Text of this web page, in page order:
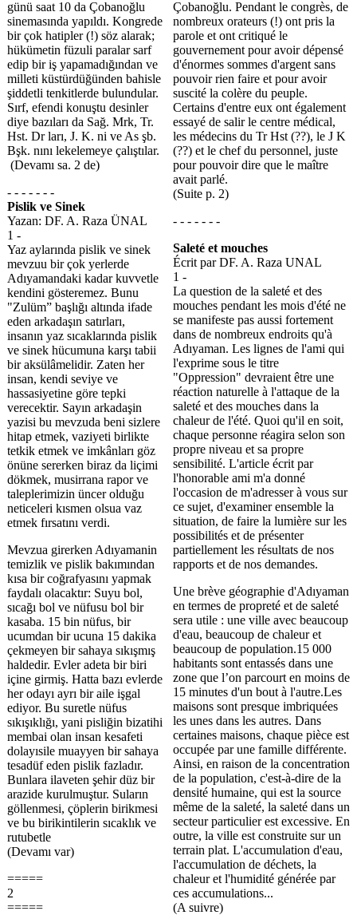
günü saat 10 da Çobanoğlu
sinemasında yapıldı. Kongrede
bir çok hatipler (!) söz alarak;
hükümetin füzuli paralar sarf
edip bir iş yapamadığından ve
milleti küstürdüğünden bahisle
şiddetli tenkitlerde bulundular.
Sırf, efendi konuştu desinler
diye bazıları da Sağ. Mrk, Tr.
Hst. Dr ları, J. K. ni ve As şb.
Bşk. nını lekelemeye çalıştılar.
(Devamı sa. 2 de)
- - - - - - -
Pislik ve Sinek
Yazan: DF. A. Raza ÜNAL
1 -
Yaz aylarında pislik ve sinek
mevzuu bir çok yerlerde
Adıyamandaki kadar kuvvetle
kendini gösteremez. Bunu
"Zulüm” başlığı altında ifade
eden arkadaşın satırları,
insanın yaz sıcaklarında pislik
ve sinek hücumuna karşı tabii
bir aksülâmelidir. Zaten her
insan, kendi seviye ve
hassasiyetine göre tepki
verecektir. Sayın arkadaşin
yazisi bu mevzuda beni sizlere
hitap etmek, vaziyeti birlikte
tetkik etmek ve imkânları göz
önüne sererken biraz da liçimi
dökmek, musirrana rapor ve
taleplerimizin üncer olduğu
neticeleri kısmen olsua vaz
etmek fırsatını verdi.
Mevzua girerken Adıyamanin
temizlik ve pislik bakımından
kısa bir coğrafyasını yapmak
faydalı olacaktır: Suyu bol,
sıcağı bol ve nüfusu bol bir
kasaba. 15 bin nüfus, bir
ucumdan bir ucuna 15 dakika
çekmeyen bir sahaya sıkışmış
haldedir. Evler adeta bir biri
içine girmiş. Hatta bazı evlerde
her odayı ayrı bir aile işgal
ediyor. Bu suretle nüfus
sıkışıklığı, yani pisliğin bizatihi
membai olan insan kesafeti
dolayısile muayyen bir sahaya
tesadüf eden pislik fazladır.
Bunlara ilaveten şehir düz bir
arazide kurulmuştur. Suların
göllenmesi, çöplerin birikmesi
ve bu birikintilerin sıcaklık ve
rutubetle
(Devamı var)
=====
2
=====
Çobanoğlu. Pendant le congrès, de
nombreux orateurs (!) ont pris la
parole et ont critiqué le
gouvernement pour avoir dépensé
d'énormes sommes d'argent sans
pouvoir rien faire et pour avoir
suscité la colère du peuple.
Certains d'entre eux ont également
essayé de salir le centre médical,
les médecins du Tr Hst (??), le J K
(??) et le chef du personnel, juste
pour pouvoir dire que le maître
avait parlé.
(Suite p. 2)
- - - - - - -
Saleté et mouches
Écrit par DF. A. Raza UNAL
1 -
La question de la saleté et des
mouches pendant les mois d'été ne
se manifeste pas aussi fortement
dans de nombreux endroits qu'à
Adıyaman. Les lignes de l'ami qui
l'exprime sous le titre
"Oppression" devraient être une
réaction naturelle à l'attaque de la
saleté et des mouches dans la
chaleur de l'été. Quoi qu'il en soit,
chaque personne réagira selon son
propre niveau et sa propre
sensibilité. L'article écrit par
l'honorable ami m'a donné
l'occasion de m'adresser à vous sur
ce sujet, d'examiner ensemble la
situation, de faire la lumière sur les
possibilités et de présenter
partiellement les résultats de nos
rapports et de nos demandes.
Une brève géographie d'Adıyaman
en termes de propreté et de saleté
sera utile : une ville avec beaucoup
d'eau, beaucoup de chaleur et
beaucoup de population.15 000
habitants sont entassés dans une
zone que l’on parcourt en moins de
15 minutes d'un bout à l'autre.Les
maisons sont presque imbriquées
les unes dans les autres. Dans
certaines maisons, chaque pièce est
occupée par une famille différente.
Ainsi, en raison de la concentration
de la population, c'est-à-dire de la
densité humaine, qui est la source
même de la saleté, la saleté dans un
secteur particulier est excessive. En
outre, la ville est construite sur un
terrain plat. L'accumulation d'eau,
l'accumulation de déchets, la
chaleur et l'humidité générée par
ces accumulations...
(A suivre)